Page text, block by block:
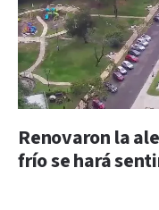
Renovaron la
frío se hará